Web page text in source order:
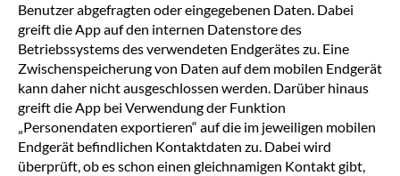
Benutzer abgefragten oder eingegebenen Daten. Dabei
greift die App auf den internen Datenstore des
Betriebssystems des verwendeten Endgerätes zu. Eine
Zwischenspeicherung von Daten auf dem mobilen Endgerät
kann daher nicht ausgeschlossen werden. Darüber hinaus
greift die App bei Verwendung der Funktion
„Personendaten exportieren“ auf die im jeweiligen mobilen
Endgerät befindlichen Kontaktdaten zu. Dabei wird
überprüft, ob es schon einen gleichnamigen Kontakt gibt,